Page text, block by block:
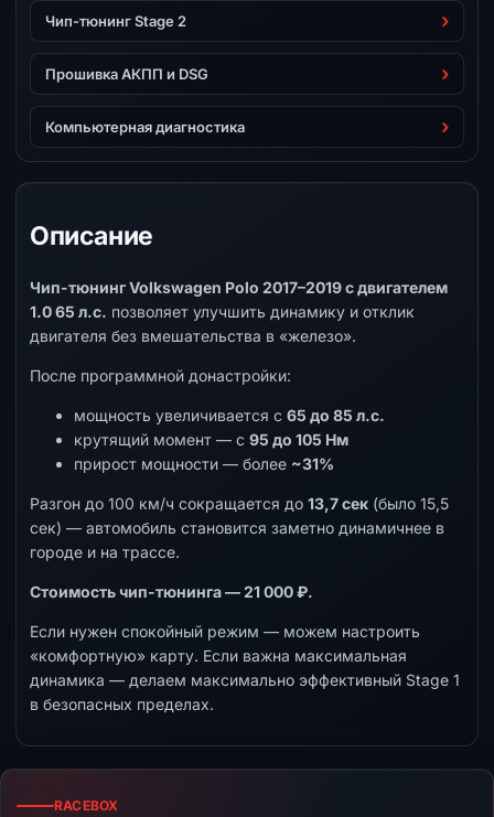
Чип-тюнинг Stage 2
Прошивка АКПП и DSG
Компьютерная диагностика
Описание
Чип-тюнинг Volkswagen Polo 2017–2019 с двигателем
1.0 65 л.с. позволяет улучшить динамику и отклик
двигателя без вмешательства в «железо».
После программной донастройки:
мощность увеличивается с 65 до 85 л.с.
крутящий момент — с 95 до 105 Нм
прирост мощности — более ~31%
Разгон до 100 км/ч сокращается до 13,7 сек (было 15,5
сек) — автомобиль становится заметно динамичнее в
городе и на трассе.
Стоимость чип-тюнинга — 21 000 ₽.
Если нужен спокойный режим — можем настроить
«комфортную» карту. Если важна максимальная
динамика — делаем максимально эффективный Stage 1
в безопасных пределах.
RACEBOX